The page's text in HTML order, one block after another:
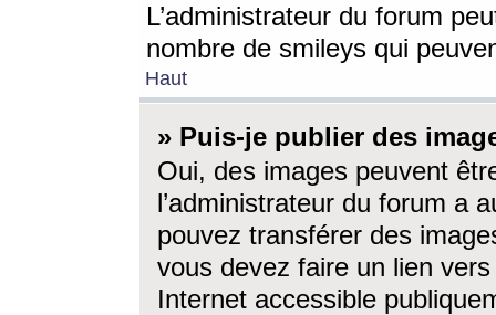
L’administrateur du forum
nombre de smileys qui
Haut
» Puis-je publier des
Oui, des images peuvent
l’administrateur du forum a
pouvez transférer des
vous devez faire un lien
Internet accessible